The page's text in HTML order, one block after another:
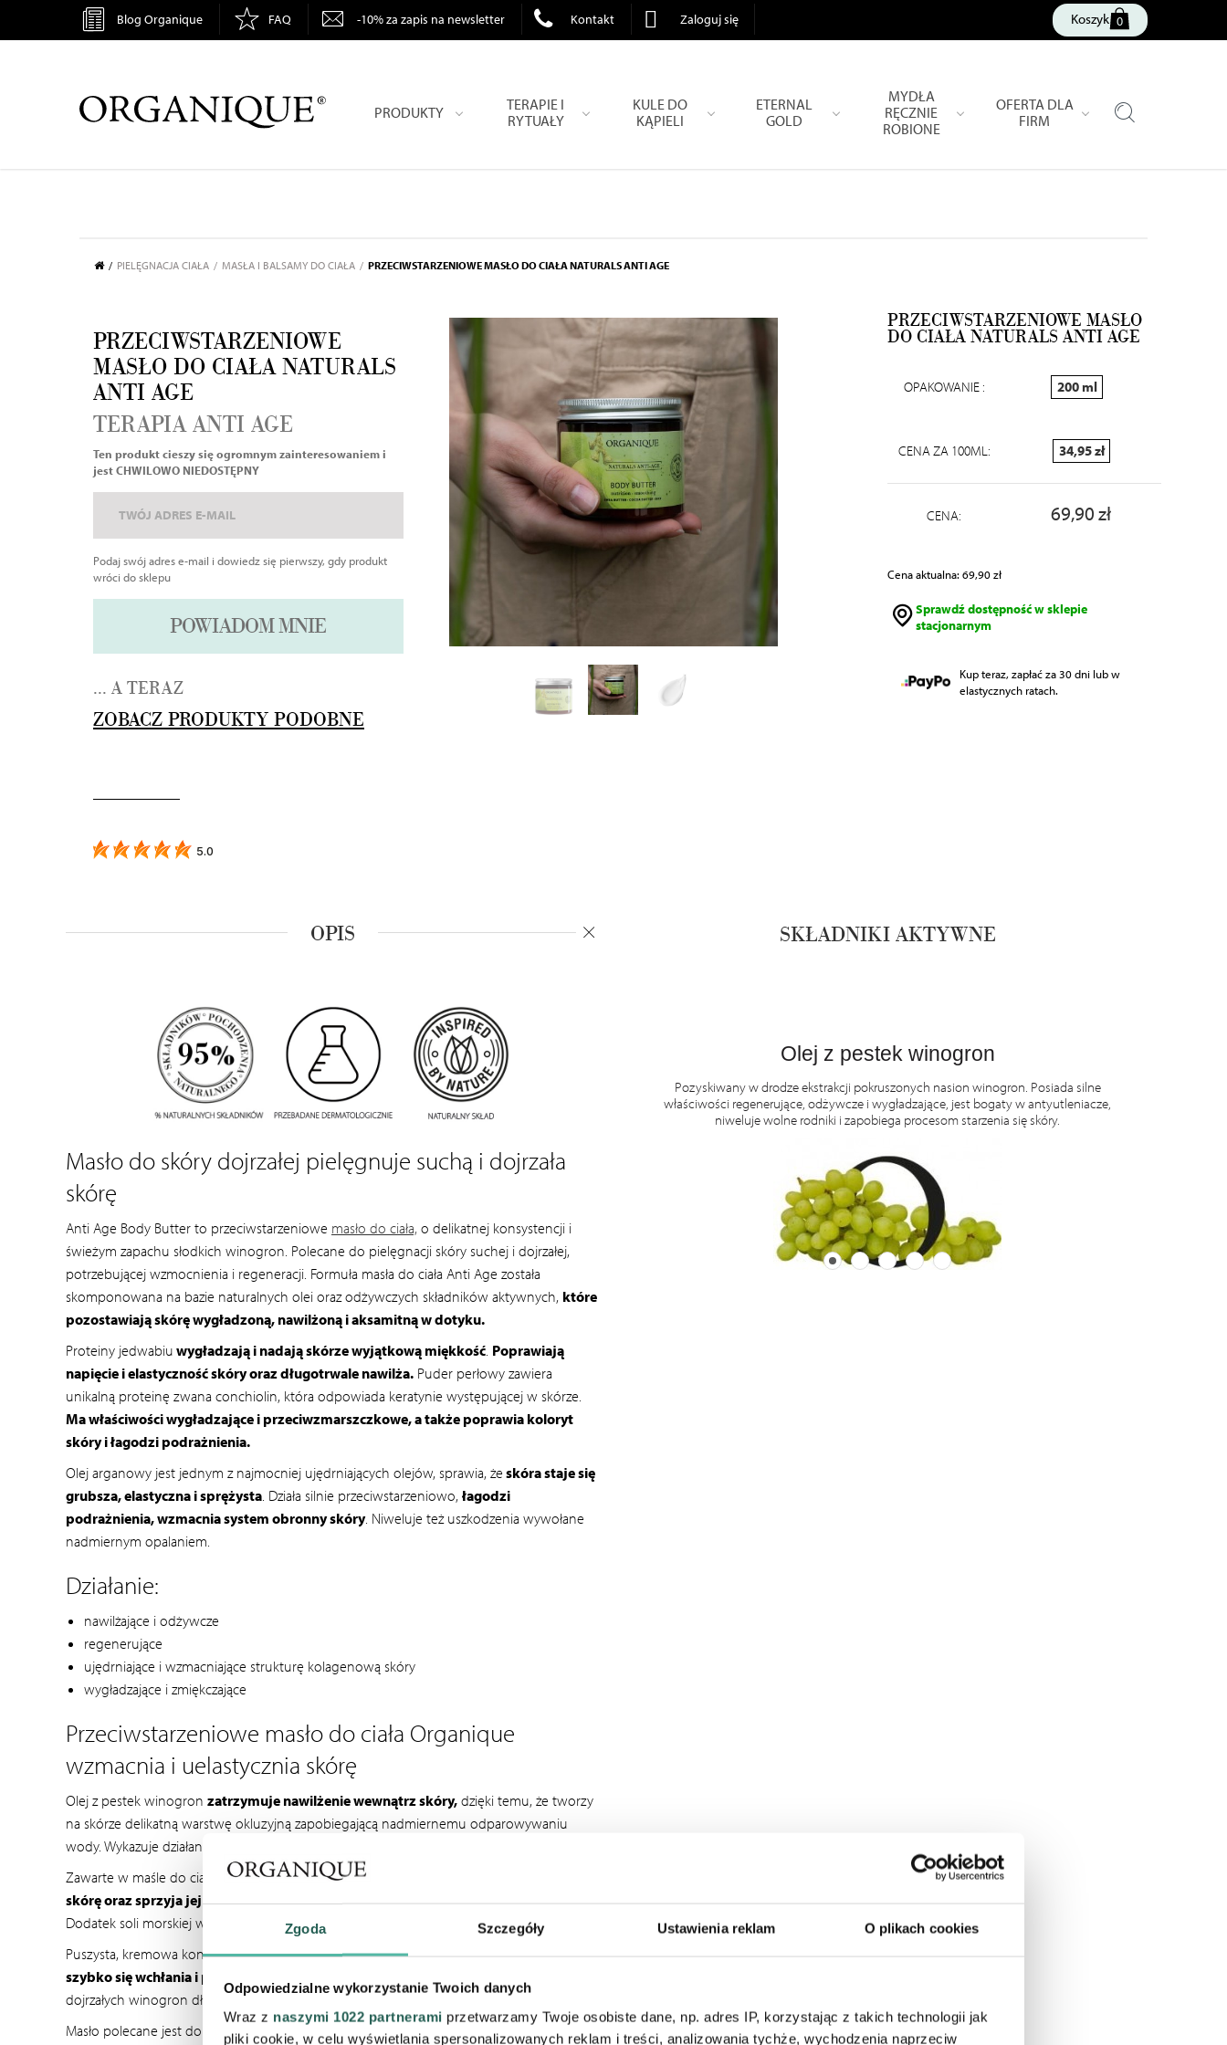
Zgoda Szczegóły Ustawienia reklam O plikach cookies
Odpowiedzialne wykorzystanie Twoich danych
Wraz z naszymi 1022 partnerami przetwarzamy Twoje osobiste dane, np. adres IP, korzystając z takich technologii jak
pliki cookie, w celu wyświetlania spersonalizowanych reklam i treści, analizowania tychże, wychodzenia naprzeciw
Sprawdź dostępność w sklepie stacjonarnym
Koszyk 0
Blog Organique FAQ -10% za zapis na newsletter Kontakt Zaloguj się
ORGANIQUE PRODUKTY
TERAPIE I
RYTUAŁY
KULE DO
KĄPIELI
ETERNAL
GOLD
MYDŁA
RĘCZNIE
ROBIONE
OFERTA DLA
FIRM
PIELĘGNACJA CIAŁA MASŁA I BALSAMY DO CIAŁA PRZECIWSTARZENIOWE MASŁO DO CIAŁA NATURALS ANTI AGE
PRZECIWSTARZENIOWE
MASŁO DO CIAŁA NATURALS
ANTI AGE
TERAPIA ANTI AGE
Ten produkt cieszy się ogromnym zainteresowaniem i
jest CHWILOWO NIEDOSTĘPNY
Podaj swój adres e-mail i dowiedz się pierwszy, gdy produkt
wróci do sklepu
POWIADOM MNIE
... A TERAZ
ZOBACZ PRODUKTY PODOBNE
5.0
PRZECIWSTARZENIOWE MASŁO
DO CIAŁA NATURALS ANTI AGE
OPAKOWANIE : 200 ml
CENA ZA 100ML: 34,95 zł
CENA: 69,90 zł
Cena aktualna: 69,90 zł
Sprawdź dostępność w sklepie
stacjonarnym
Kup teraz, zapłać za 30 dni lub w
elastycznych ratach.
OPIS
Masło do skóry dojrzałej pielęgnuje suchą i dojrzała
skórę
Anti Age Body Butter to przeciwstarzeniowe masło do ciała, o delikatnej konsystencji i
świeżym zapachu słodkich winogron. Polecane do pielęgnacji skóry suchej i dojrzałej,
potrzebującej wzmocnienia i regeneracji. Formuła masła do ciała Anti Age została
skomponowana na bazie naturalnych olei oraz odżywczych składników aktywnych, które
pozostawiają skórę wygładzoną, nawilżoną i aksamitną w dotyku.
Proteiny jedwabiu wygładzają i nadają skórze wyjątkową miękkość Poprawiają
napięcie i elastyczność skóry oraz długotrwale nawilża. Puder perłowy zawiera
unikalną proteinę zwana conchiolin, która odpowiada keratynie występującej w skórze.
Ma właściwości wygładzające i przeciwzmarszczkowe, a także poprawia koloryt
skóry i łagodzi podrażnienia.
Olej arganowy jest jednym z najmocniej ujędrniających olejów, sprawia, że skóra staje się
grubsza, elastyczna i sprężysta . Działa silnie przeciwstarzeniowo, łagodzi
podrażnienia, wzmacnia system obronny skóry. Niweluje też uszkodzenia wywołane
nadmiernym opalaniem.
Działanie:
nawilżające i odżywcze
regenerujące
ujędrniające i wzmacniające strukturę kolagenową skóry
wygładzające i zmiękczające
Przeciwstarzeniowe masło do ciała Organique
wzmacnia i uelastycznia skórę
Olej z pestek winogron zatrzymuje nawilżenie wewnątrz skóry, dzięki temu, że tworzy
na skórze delikatną warstwę okluzyjną zapobiegającą nadmiernemu odparowywaniu
wody. Wykazuje działanie ściągające i wzmacniające, a także
Zawarte w maśle do ciała połączenie gliceryny i pantenolu
skórę oraz sprzyja jej odbudowie po podrażnieniach i mikrouszkodzeniach.
Dodatek soli morskiej wpływa na zmniejszenie obrzęków i opóźnia procesy starzenia.
Puszysta, kremowa konsystencja sprawia, żemasło jest bardzo przyjemne w aplikacji,
szybko się wchłania i pozostawia skórę miękką
dojrzałych winogron długo utrzymuje się na skórze.
Masło polecane jest do stosowania po kąpieli z użyciem produktów z serii Naturals Anti
SKŁADNIKI AKTYWNE
Pantenol
Prowitamina witaminy B5. Charakteryzuje się małą cząsteczką, dlatego łatwo przenika w
struktury skóry, gdzie stymuluje podziały komórkowe, przez co przyspiesza proces gojenia i
regeneracji mikrouszkodzeń, łagodzi podrażnienia i zaczerwienienia, zatrzymuje wodę w
Olej z pestek winogron
Pozyskiwany w drodze ekstrakcji pokruszonych nasion winogron. Posiada silne
właściwości regenerujące, odżywcze i wygładzające, jest bogaty w antyutleniacze,
niweluje wolne rodniki i zapobiega procesom starzenia się skóry.